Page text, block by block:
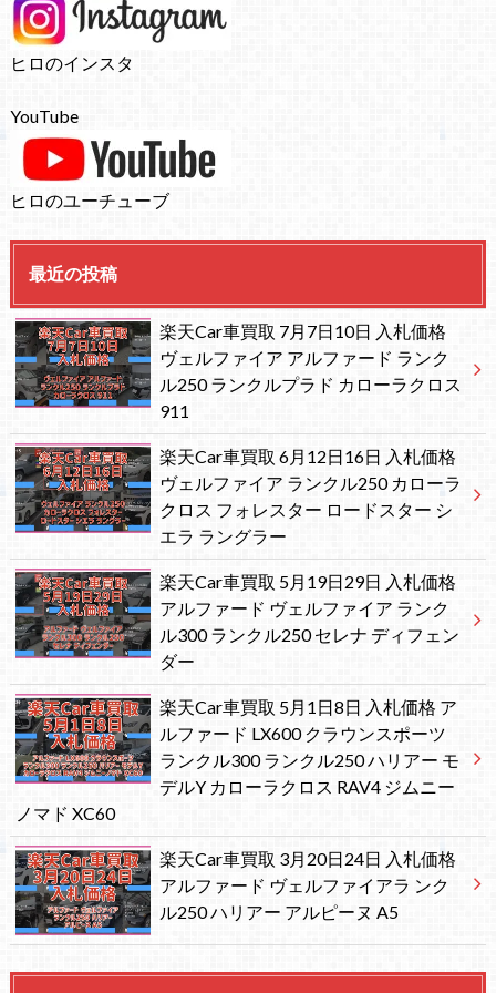
ヒロのインスタ
YouTube
ヒロのユーチューブ
最近の投稿
楽天Car車買取 7月7日10日 入札価格
ヴェルファイア アルファード ランク
ル250 ランクルプラド カローラクロス
911
楽天Car車買取 6月12日16日 入札価格
ヴェルファイア ランクル250 カローラ
クロス フォレスター ロードスター シ
エラ ラングラー
楽天Car車買取 5月19日29日 入札価格
アルファード ヴェルファイア ランク
ル300 ランクル250 セレナ ディフェン
ダー
楽天Car車買取 5月1日8日 入札価格 ア
ルファード LX600 クラウンスポーツ
ランクル300 ランクル250 ハリアー モ
デルY カローラクロス RAV4 ジムニー
ノマド XC60
楽天Car車買取 3月20日24日 入札価格
アルファード ヴェルファイアラ ンク
ル250 ハリアー アルピーヌ A5